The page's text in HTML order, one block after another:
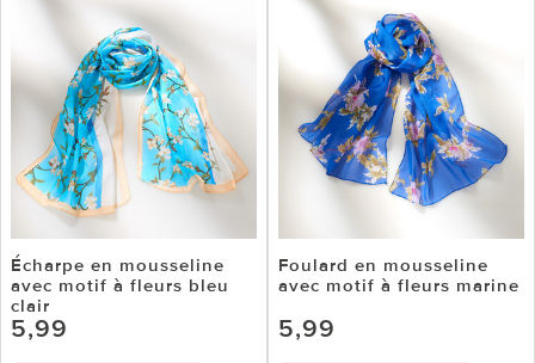
Écharpe en mousseline
avec motif à fleurs bleu
clair
5,99
Foulard en mousseline
avec motif à fleurs marine
5,99